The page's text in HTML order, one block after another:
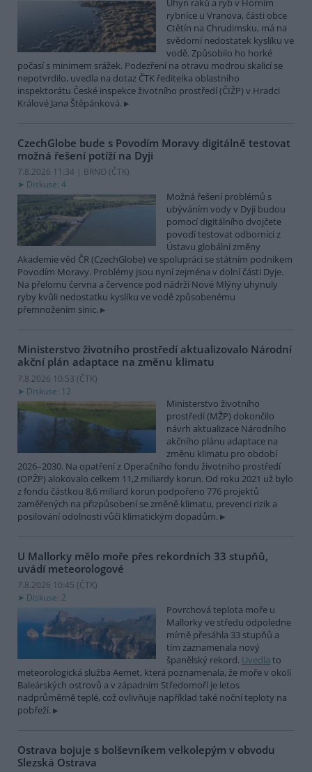
Úhyn raků a ryb v Horním
rybníce u Vranova, části obce
Ctětín na Chrudimsku, má na
svědomí nedostatek kyslíku ve
vodě. Způsobilo ho horké
počasí s minimem srážek. Podezření na otravu modrou skalicí se
nepotvrdilo, uvedla na dotaz ČTK ředitelka oblastního
inspektorátu České inspekce životního prostředí (ČIŽP) v Hradci
Králové Jana Štěpánková.
CzechGlobe bude s Povodím Moravy digitálně testovat
možná řešení potíží na Dyji
7.8.2026 11:34 | BRNO (ČTK)
Diskuse: 4
Možná řešení problémů s
ubýváním vody v Dyji budou
pomocí digitálního dvojčete
povodí testovat odborníci z
Ústavu globální změny
Akademie věd ČR (CzechGlobe) ve spolupráci se státním podnikem
Povodím Moravy. Problémy jsou nyní zejména v dolní části Dyje.
Na přelomu června a července pod nádrží Nové Mlýny uhynuly
ryby kvůli nedostatku kyslíku ve vodě způsobenému
přemnožením sinic.
Ministerstvo životního prostředí aktualizovalo Národní
akční plán adaptace na změnu klimatu
7.8.2026 10:53 (ČTK)
Diskuse: 12
Ministerstvo životního
prostředí (MŽP) dokončilo
návrh aktualizace Národního
akčního plánu adaptace na
změnu klimatu pro období
2026–2030. Na opatření z Operačního fondu životního prostředí
(OPŽP) alokovalo celkem 11,2 miliardy korun. Od roku 2021 už bylo
z fondu částkou 8,6 miliard korun podpořeno 776 projektů
zaměřených na přizpůsobení se změně klimatu, prevenci rizik a
posilování odolnosti vůči klimatickým dopadům.
U Mallorky mělo moře přes rekordních 33 stupňů,
uvádí meteorologové
7.8.2026 10:45 (ČTK)
Diskuse: 2
Povrchová teplota moře u
Mallorky ve středu odpoledne
mírně přesáhla 33 stupňů a
tím zaznamenala nový
španělský rekord. Uvedla to
meteorologická služba Aemet, která poznamenala, že moře v okolí
Baleárských ostrovů a v západním Středomoří je letos
nadprůměrně teplé, což ovlivňuje například také noční teploty na
pobřeží.
Ostrava bojuje s bolševníkem velkolepým v obvodu
Slezská Ostrava